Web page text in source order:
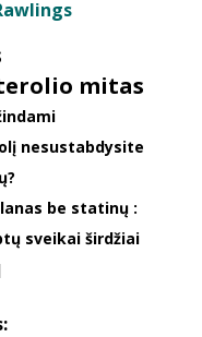
mitas
nesustabdysite
be statinų :
sveikai širdžiai